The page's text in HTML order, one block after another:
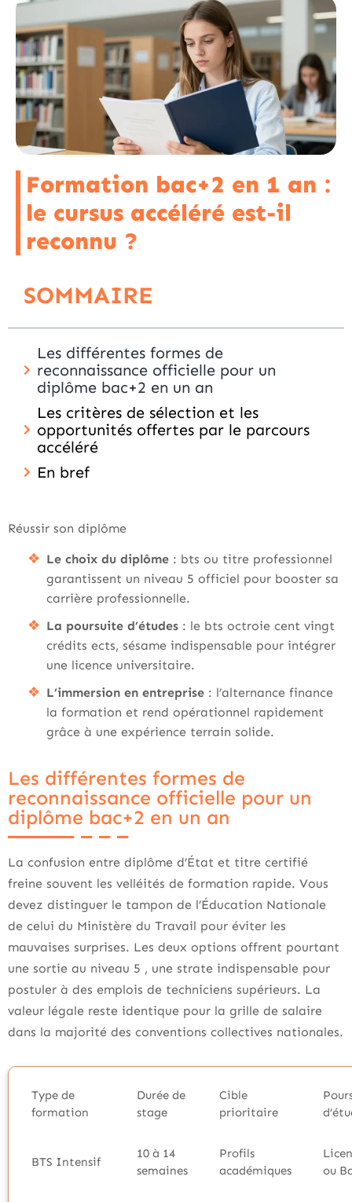
Formation bac+2 en 1 an :
le cursus accéléré est-il
reconnu ?
SOMMAIRE
Les différentes formes de
reconnaissance officielle pour un
diplôme bac+2 en un an
Les critères de sélection et les
opportunités offertes par le parcours
accéléré
En bref
Réussir son diplôme
Le choix du diplôme : bts ou titre professionnel
garantissent un niveau 5 officiel pour booster sa
carrière professionnelle.
La poursuite d’études : le bts octroie cent vingt
crédits ects, sésame indispensable pour intégrer
une licence universitaire.
L’immersion en entreprise : l’alternance finance
la formation et rend opérationnel rapidement
grâce à une expérience terrain solide.
Les différentes formes de
reconnaissance officielle pour un
diplôme bac+2 en un an
La confusion entre diplôme d’État et titre certifié
freine souvent les velléités de formation rapide. Vous
devez distinguer le tampon de l’Éducation Nationale
de celui du Ministère du Travail pour éviter les
mauvaises surprises. Les deux options offrent pourtant
une sortie au niveau 5 , une strate indispensable pour
postuler à des emplois de techniciens supérieurs. La
valeur légale reste identique pour la grille de salaire
dans la majorité des conventions collectives nationales.
Type de
formation
Durée de
stage
Cible
prioritaire
BTS Intensif
10 à 14
semaines
Profils
académiques
ou